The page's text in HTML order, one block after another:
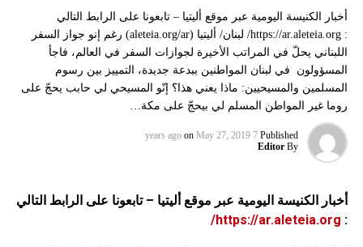
أخبار الكنيسة اليومية عبر موقع أليتيا – تابعونا على الرابط التالي
: https://ar.aleteia.org/ لبنان/ أليتيا (aleteia.org/ar) رغم إنو جواز السفر
اللبناني يحلّ في المراتب الأخيرة لجوازات السفر في العالم، فاجأ
المسؤولون في لبنان المواطنين ببدعة جديدة، التمييز بين رسوم
المسلمين والمسيحيين: ماذا يعني هذا؟ إنّو المسيحي لي حابب يحجّ على
روما غير المواطن المسلم لي بيحجّ على مكة…
Published
7 years ago
on May 27, 2019
By
Editor
أخبار الكنيسة اليومية عبر موقع أليتيا – تابعونا على الرابط التالي
:
https://ar.aleteia.org/